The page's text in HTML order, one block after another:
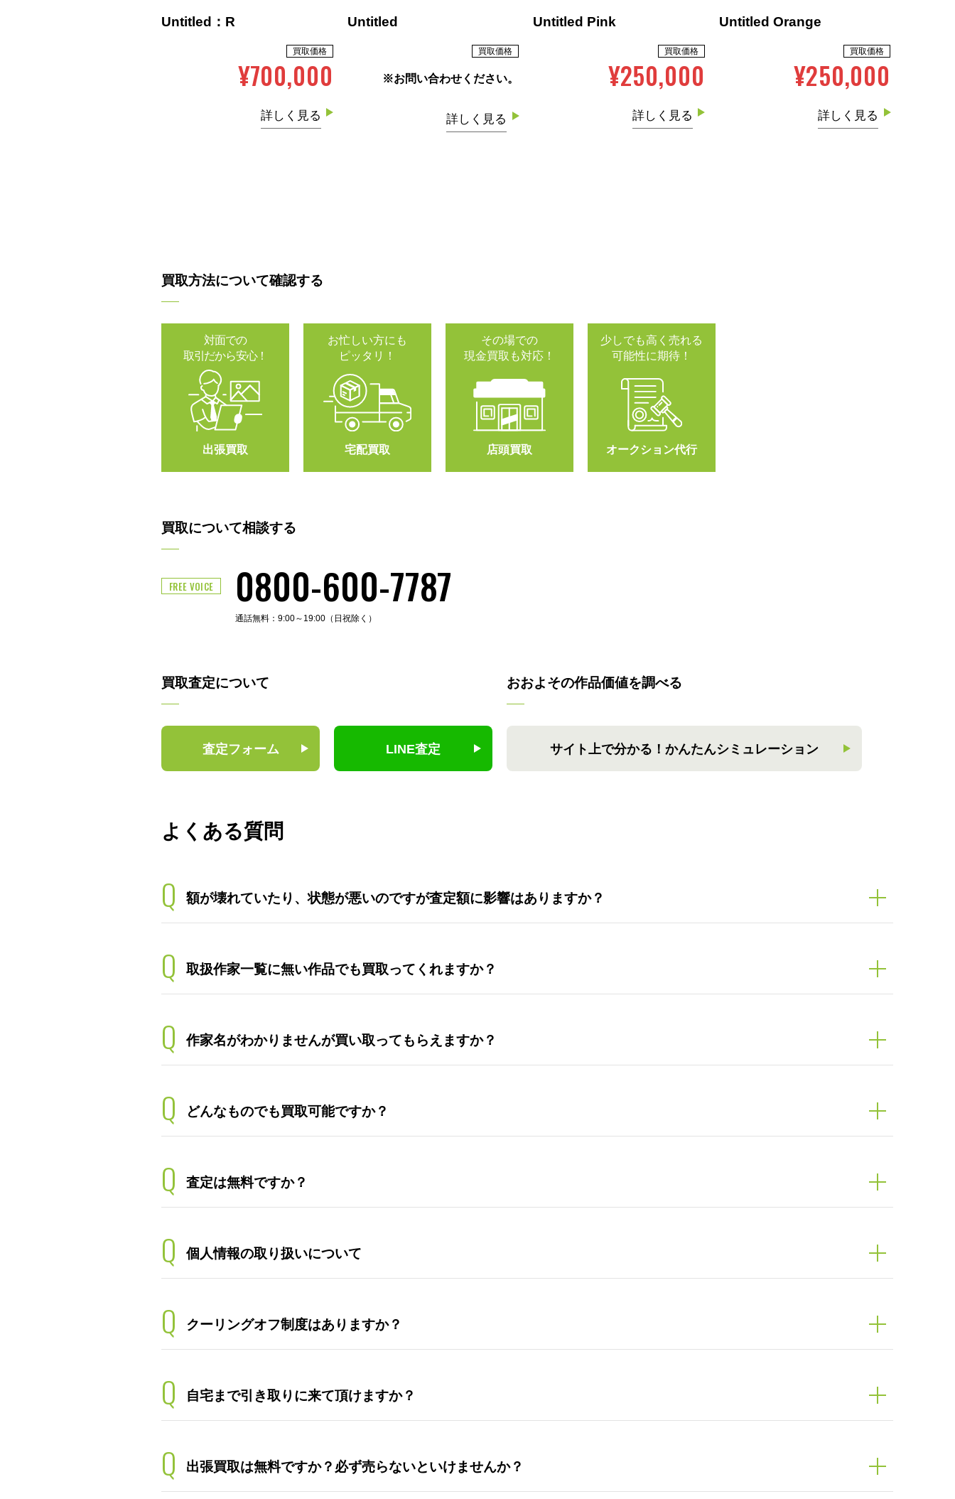
Untitled：R
買取価格
¥700,000
詳しく見る
Untitled
買取価格
※お問い合わせください。
詳しく見る
Untitled Pink
買取価格
¥250,000
詳しく見る
Untitled Orange
買取価格
¥250,000
詳しく見る
買取方法について確認する
対面での
取引だから安心！
出張買取
お忙しい方にも
ピッタリ！
宅配買取
その場での
現金買取も対応！
店頭買取
少しでも高く売れる
可能性に期待！
オークション代行
買取について相談する
FREE VOICE 0800-600-7787
通話無料：9:00～19:00（日祝除く）
買取査定について
査定フォーム LINE査定
おおよその作品価値を調べる
サイト上で分かる！ かんたんシミュレーション
よくある質問
Q 額が壊れていたり、状態が悪いのですが査定額に影響はありますか？
Q 取扱作家一覧に無い作品でも買取ってくれますか？
Q 作家名がわかりませんが買い取ってもらえますか？
Q どんなものでも買取可能ですか？
Q 査定は無料ですか？
Q 個人情報の取り扱いについて
Q クーリングオフ制度はありますか？
Q 自宅まで引き取りに来て頂けますか？
Q 出張買取は無料ですか？必ず売らないといけませんか？